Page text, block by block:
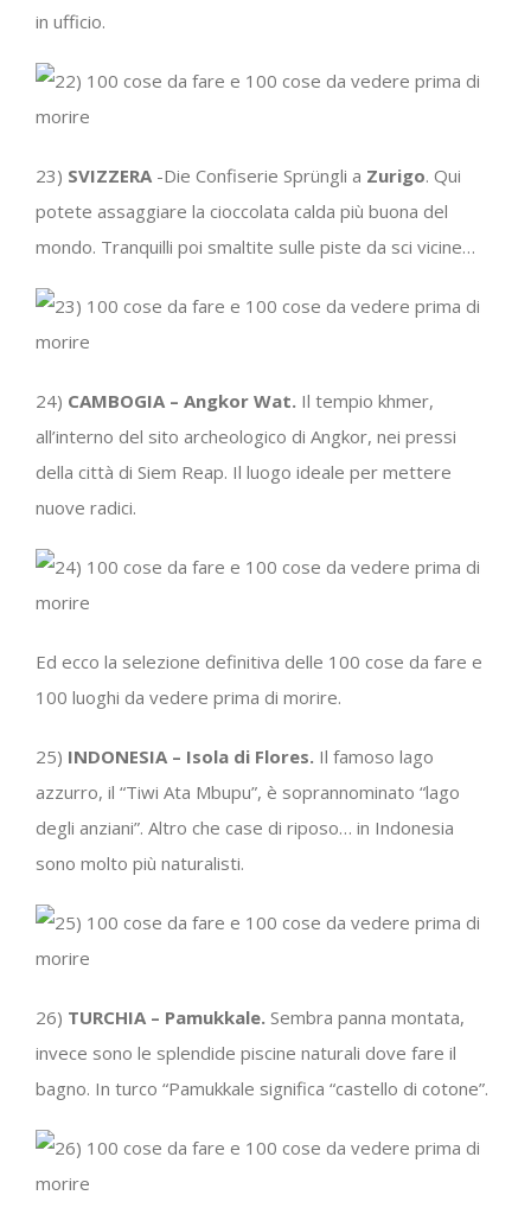
in ufficio.
23) SVIZZERA -Die Confiserie Sprüngli a Zurigo. Qui
potete assaggiare la cioccolata calda più buona del
mondo. Tranquilli poi smaltite sulle piste da sci vicine…
24) CAMBOGIA – Angkor Wat. Il tempio khmer,
all’interno del sito archeologico di Angkor, nei pressi
della città di Siem Reap. Il luogo ideale per mettere
nuove radici.
Ed ecco la selezione definitiva delle 100 cose da fare e
100 luoghi da vedere prima di morire.
25) INDONESIA – Isola di Flores. Il famoso lago
azzurro, il “Tiwi Ata Mbupu”, è soprannominato “lago
degli anziani”. Altro che case di riposo… in Indonesia
sono molto più naturalisti.
26) TURCHIA – Pamukkale. Sembra panna montata,
invece sono le splendide piscine naturali dove fare il
bagno. In turco “Pamukkale significa “castello di cotone”.